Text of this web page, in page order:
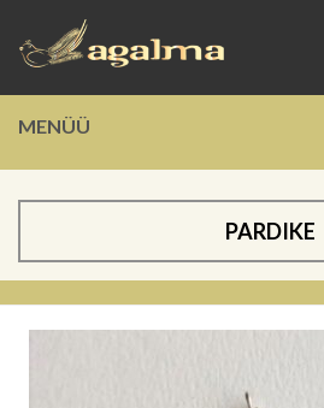
MENÜÜ
PARDIKE